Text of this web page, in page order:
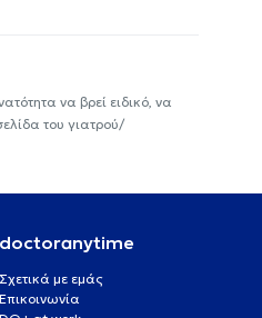
να βρεί ειδικό, να
του γιατρού/
doctoranytime
Σχετικά με εμάς
Επικοινωνία